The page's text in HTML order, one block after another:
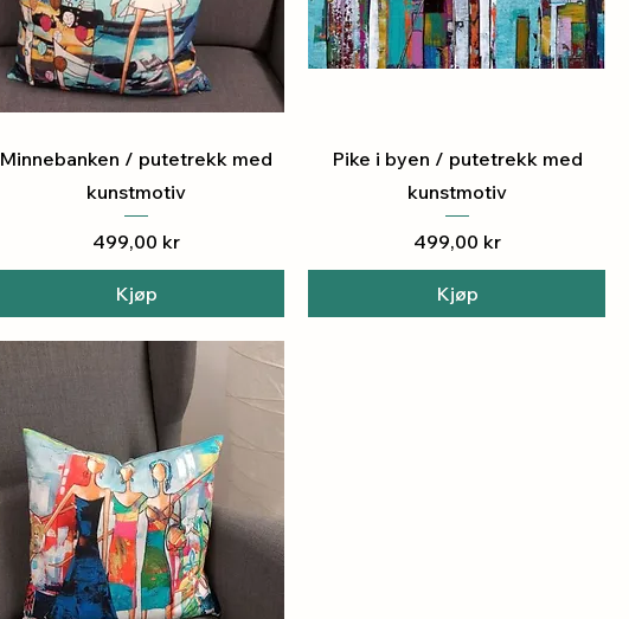
Hurtigvisning
Minnebanken / putetrekk med
kunstmotiv
Pris
499,00 kr
Kjøp
Hurtigvisning
Pike i byen / putetrekk med
kunstmotiv
Pris
499,00 kr
Kjøp